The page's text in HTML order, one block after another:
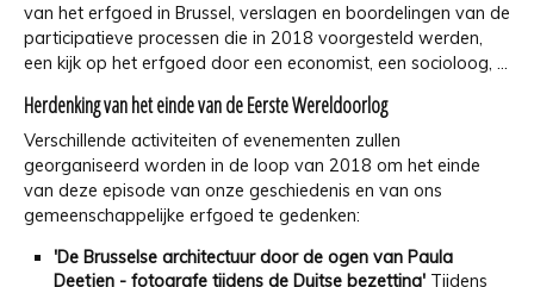
van het erfgoed in Brussel, verslagen en boordelingen van de
participatieve processen die in 2018 voorgesteld werden,
een kijk op het erfgoed door een economist, een socioloog, ...
Herdenking van het einde van de Eerste Wereldoorlog
Verschillende activiteiten of evenementen zullen
georganiseerd worden in de loop van 2018 om het einde
van deze episode van onze geschiedenis en van ons
gemeenschappelijke erfgoed te gedenken:
'De Brusselse architectuur door de ogen van Paula
Deetjen - fotografe tijdens de Duitse bezetting' Tijdens